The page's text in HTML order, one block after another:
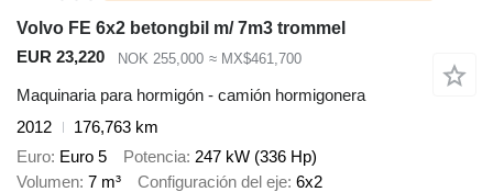
Volvo FE 6x2 betongbil m/ 7m3 trommel
EUR 23,220
NOK 255,000 ≈ MX$461,700
Maquinaria para hormigón - camión hormigonera
2012
176,763 km
Euro Euro 5 Potencia 247 kW (336 Hp)
Volumen 7 m³ Configuración del eje 6x2